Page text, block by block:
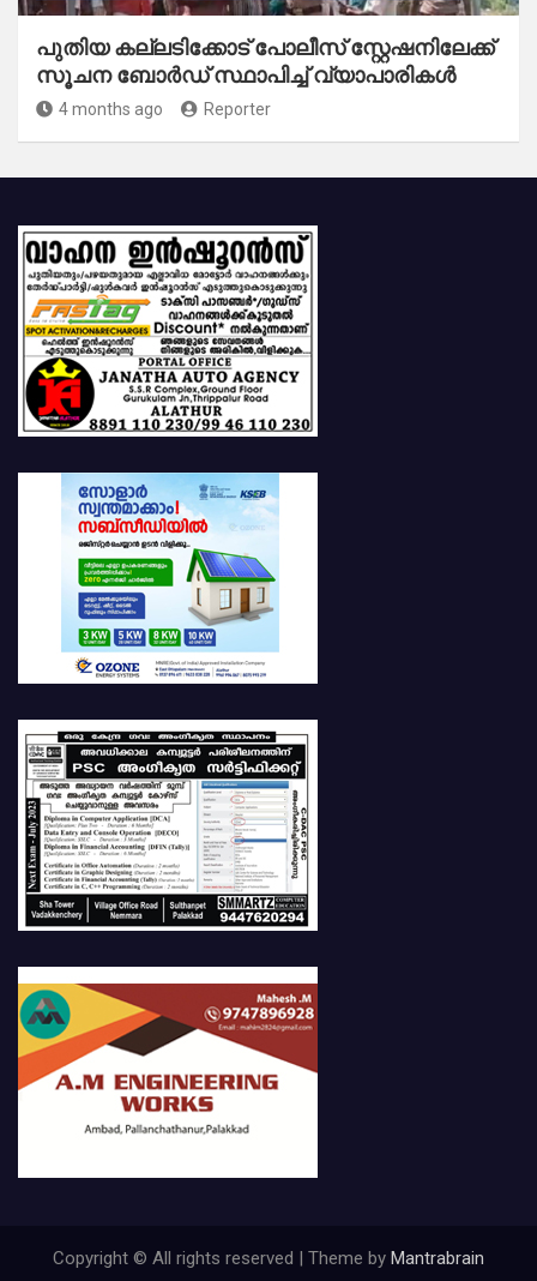
പുതിയ കല്ലടിക്കോട് പോലീസ് സ്റ്റേഷനിലേക്ക്
സൂചന ബോർഡ് സ്ഥാപിച്ച് വ്യാപാരികൾ
4 months ago Reporter
Copyright © All rights reserved | Theme by Mantrabrain